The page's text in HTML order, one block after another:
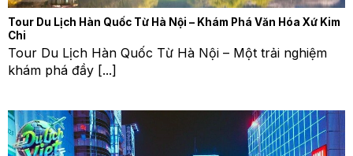
Tour Du Lịch Hàn Quốc Từ Hà Nội – Khám Phá Văn Hóa Xứ Kim
Chi
Tour Du Lịch Hàn Quốc Từ Hà Nội – Một trải nghiệm
khám phá đầy [...]